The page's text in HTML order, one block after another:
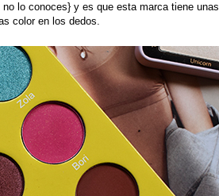
lo conoces} y es que esta marca tiene unas
color en los dedos.